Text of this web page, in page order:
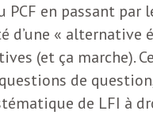
en passant par
« alternative
(et ça marche).
de
de LFI à